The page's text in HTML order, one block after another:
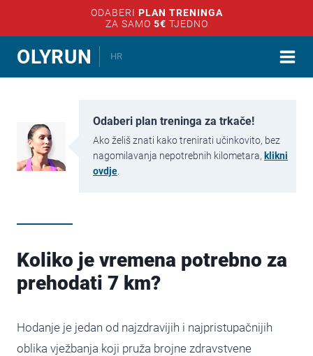
ODABERI PLAN TRENINGA
ZA SAMO 5€ TJEDNO
OLYRUN HR
Odaberi plan treninga za trkače!
Ako želiš znati kako trenirati učinkovito, bez
nagomilavanja nepotrebnih kilometara, klikni
ovdje
Koliko je vremena potrebno za
prehodati 7 km?
Hodanje je jedan od najzdravijih i najpristupačnijih
oblika vježbanja koji pruža brojne zdravstvene